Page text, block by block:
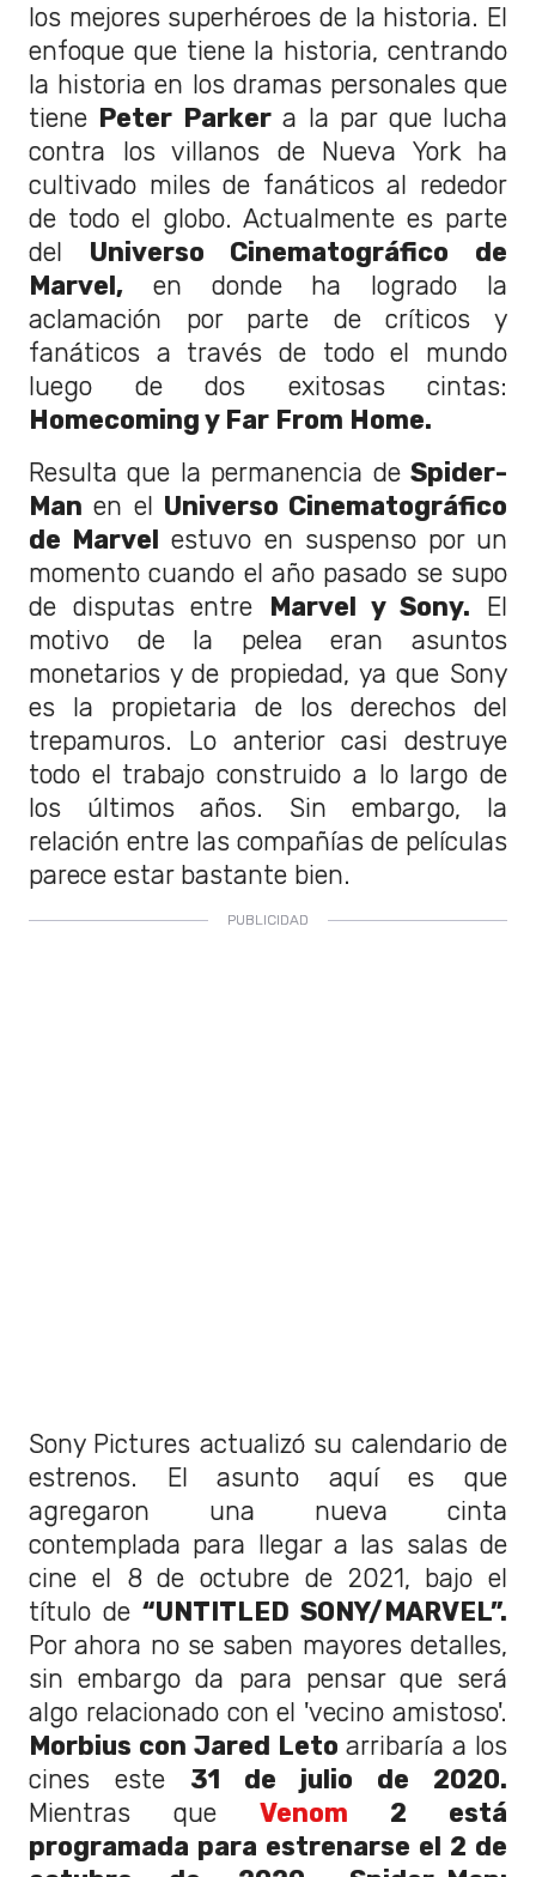
los mejores superhéroes de la historia. El
enfoque que tiene la historia, centrando
la historia en los dramas personales que
tiene Peter Parkera la par que lucha
contra los villanos de Nueva York ha
cultivado miles de fanáticos al rededor
de todo el globo. Actualmente es parte
del Universo Cinematográfico de
Marvel, en donde ha logrado la
aclamación por parte de críticos y
fanáticos a través de todo el mundo
luego de dos exitosas cintas:
Homecoming y Far From Home.
Resulta que la permanencia de Spider-
Man en el Universo Cinematográfico
de Marvel estuvo en suspenso por un
momento cuando el año pasado se supo
de disputas entre Marvel y Sony. El
motivo de la pelea eran asuntos
monetarios y de propiedad, ya que Sony
es la propietaria de los derechos del
trepamuros. Lo anterior casi destruye
todo el trabajo construido a lo largo de
los últimos años. Sin embargo, la
relación entre las compañías de películas
parece estar bastante bien.
Sony Pictures actualizó su calendario de
estrenos. El asunto aquí es que
agregaron una nueva cinta
contemplada para llegar a las salas de
cine el 8 de octubre de 2021, bajo el
título de “UNTITLED SONY/MARVEL”.
Por ahora no se saben mayores detalles,
sin embargo da para pensar que será
algo relacionado con el 'vecino amistoso'.
Morbius con Jared Leto arribaría a los
cines este 31 de julio de 2020.
Mientras que Venom 2 está
programada para estrenarse el 2 de